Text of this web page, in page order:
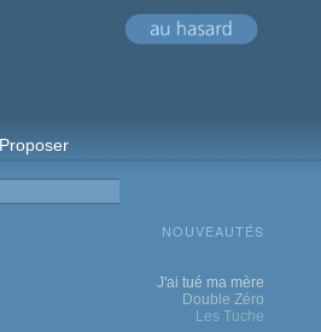
Proposer
NOUVEAUTÉS
J'ai tué ma mère
Double Zéro
Les Tuche